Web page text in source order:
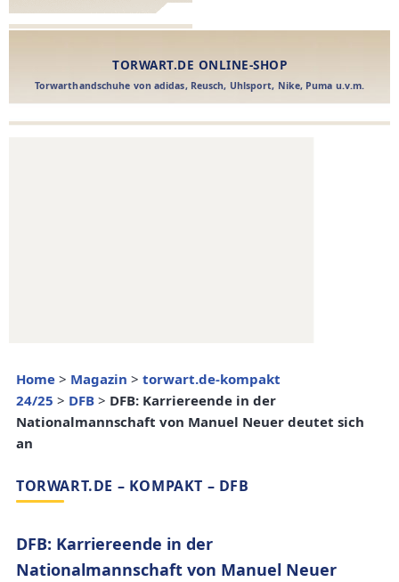
Home > Magazin > torwart.de-kompakt
24/25 > DFB > DFB: Karriereende in der
Nationalmannschaft von Manuel Neuer deutet sich
an
TORWART.DE – KOMPAKT – DFB
DFB: Karriereende in der
Nationalmannschaft von Manuel Neuer